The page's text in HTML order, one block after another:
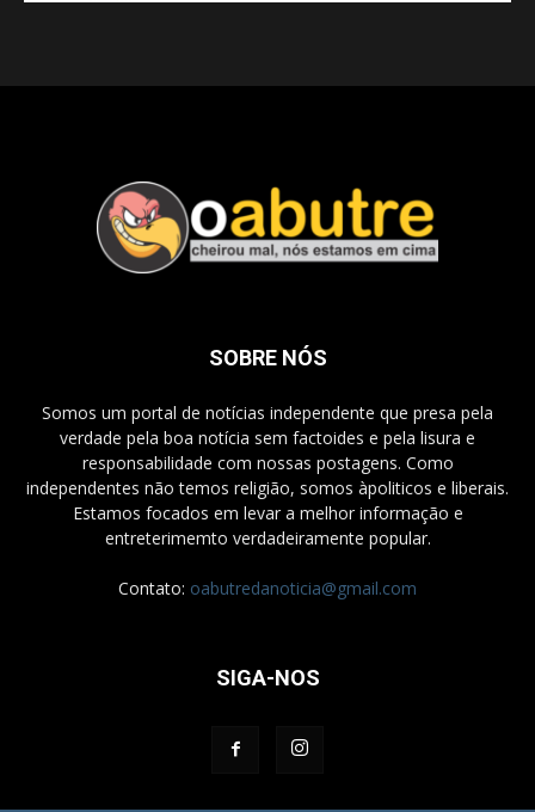
SOBRE NÓS
Somos um portal de notícias independente que presa pela
verdade pela boa notícia sem factoides e pela lisura e
responsabilidade com nossas postagens. Como
independentes não temos religião, somos àpoliticos e liberais.
Estamos focados em levar a melhor informação e
entreterimemto verdadeiramente popular.
Contato: oabutredanoticia@gmail.com
SIGA-NOS